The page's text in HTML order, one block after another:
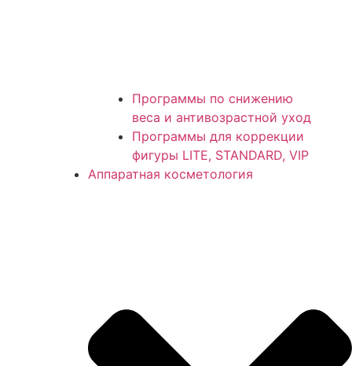
Программы по снижению
веса и антивозрастной уход
Программы для коррекции
фигуры LITE, STANDARD, VIP
Аппаратная косметология